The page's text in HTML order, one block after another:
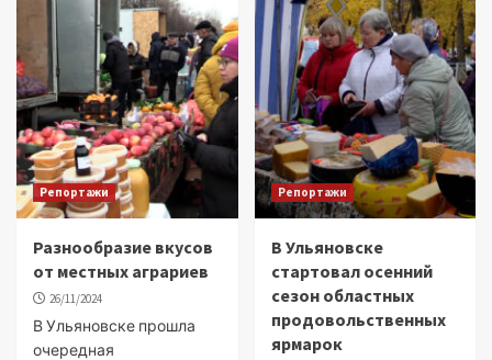
Репортажи
Разнообразие вкусов
от местных аграриев
26/11/2024
В Ульяновске прошла
очередная
Репортажи
В Ульяновске
стартовал осенний
сезон областных
продовольственных
ярмарок